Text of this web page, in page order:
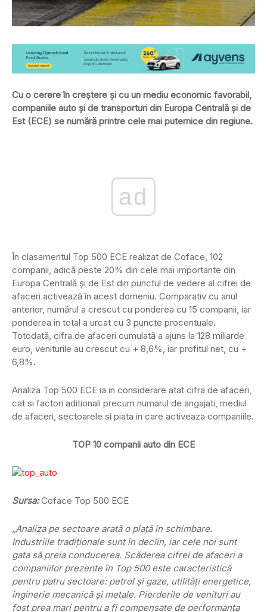
Cu o cerere în creştere şi cu un mediu economic favorabil,
companiile auto şi de transporturi din Europa Centrală şi de
Est (ECE) se numără printre cele mai puternice din regiune.
ad
În clasamentul Top 500 ECE realizat de Coface, 102
companii, adică peste 20% din cele mai importante din
Europa Centrală şi de Est din punctul de vedere al cifrei de
afaceri activează în acest domeniu. Comparativ cu anul
anterior, numărul a crescut cu ponderea cu 15 companii, iar
ponderea in total a urcat cu 3 puncte procentuale.
Totodată, cifra de afaceri cumulată a ajuns la 128 miliarde
euro, veniturile au crescut cu + 8,6%, iar profitul net, cu +
6,8%.
Analiza Top 500 ECE ia in considerare atat cifra de afaceri,
cat si factori aditionali precum numarul de angajati, mediul
de afaceri, sectoarele si piata in care activeaza companiile.
TOP 10 companii auto din ECE
Sursa: Coface Top 500 ECE
„Analiza pe sectoare arată o piaţă în schimbare.
Industriile tradiţionale sunt în declin, iar cele noi sunt
gata să preia conducerea. Scăderea cifrei de afaceri a
companiilor prezente în Top 500 este caracteristică
pentru patru sectoare: petrol şi gaze, utilităţi energetice,
inginerie mecanică şi metale. Pierderile de venituri au
fost prea mari pentru a fi compensate de performanţa